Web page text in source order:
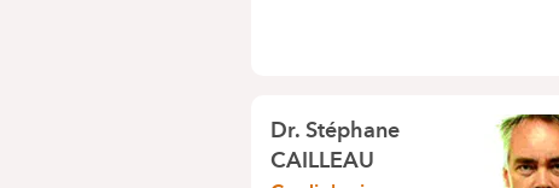
Dr.Stéphane
CAILLEAU